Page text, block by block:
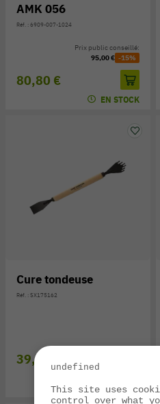
AMK 056
Réf. : 6909-007-1024
80,80 €
Prix public conseillé:
95,00 € -15%
EN STOCK
Cure tondeuse
Réf. : SX175162
39,00 €
EN STOCK
undefined
This site uses
control over what